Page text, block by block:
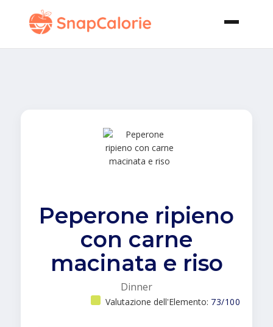
Peperone ripieno
con carne
macinata e riso
Dinner
Valutazione dell'Elemento: 73/100